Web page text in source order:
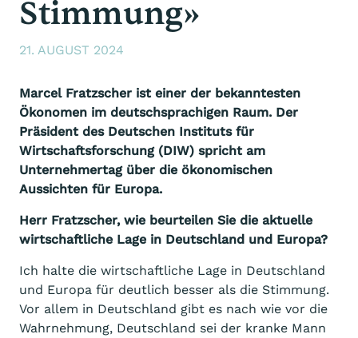
Stimmung»
21. AUGUST 2024
Marcel Fratzscher ist einer der bekanntesten
Ökonomen im deutschsprachigen Raum. Der
Präsident des Deutschen Instituts für
Wirtschaftsforschung (DIW) spricht am
Unternehmertag über die ökonomischen
Aussichten für Europa.
Herr Fratzscher, wie beurteilen Sie die aktuelle
wirtschaftliche Lage in Deutschland und Europa?
Ich halte die wirtschaftliche Lage in Deutschland
und Europa für deutlich besser als die Stimmung.
Vor allem in Deutschland gibt es nach wie vor die
Wahrnehmung, Deutschland sei der kranke Mann